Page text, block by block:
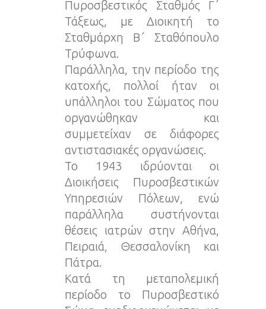
Πυροσβεστικός Σταθμός Γ΄
Τάξεως, με Διοικητή το
Σταθμάρχη Β΄ Σταθόπουλο
Τρύφωνα.
Παράλληλα, την περίοδο της
κατοχής, πολλοί ήταν οι
υπάλληλοι του Σώματος που
οργανώθηκαν και
συμμετείχαν σε διάφορες
αντιστασιακές οργανώσεις.
Το 1943 ιδρύονται οι
Διοικήσεις Πυροσβεστικών
Υπηρεσιών Πόλεων, ενώ
παράλληλα συστήνονται
θέσεις ιατρών στην Αθήνα,
Πειραιά, Θεσσαλονίκη και
Πάτρα.
Κατά τη μεταπολεμική
περίοδο το Πυροσβεστικό